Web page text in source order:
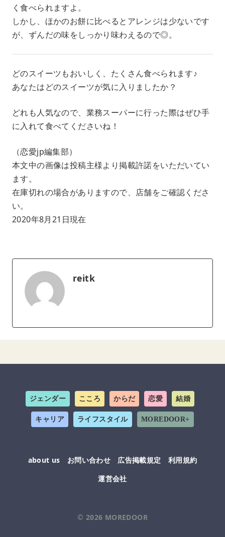
く食べられますよ。
しかし、ほかのお餅に比べるとアレンジは少ないです
が、ずんだの味をしっかり味わえるので◎。
どのスイーツもおいしく、たくさん食べられます♪
あなたはどのスイーツが気に入りましたか？
どれも人気なので、業務スーパーに行った際はぜひ手
に入れて食べてくださいね！
（恋愛jp編集部）
本文中の画像は投稿主様より掲載許諾をいただいてい
ます。
在庫切れの場合がありますので、店舗をご確認くださ
い。
2020年8月21日現在
reitk
ジェンダー こころ からだ 恋愛 結婚
キャリア ライフスタイル MOREDOOR+
about us お問い合わせ 広告掲載規定
利用規約
運営会社
© 2026 MOREDOOR